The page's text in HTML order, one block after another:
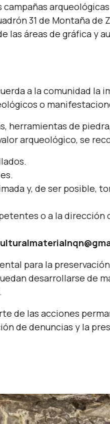
31 de Montaña de
las áreas de gráfica y
a la comunidad la
o
herramientas de
arqueológico, se
y, de ser posible,
o a la dirección
para la
desarrollarse de
de las acciones
de denuncias y la